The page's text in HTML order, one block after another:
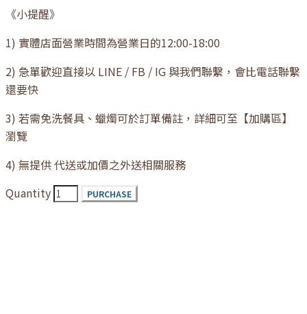
《小提醒》
1) 實體店面營業時間為營業日的12:00-18:00
2) 急單歡迎直接以 LINE / FB / IG 與我們聯繫，會比電話聯繫
還要快
3) 若需免洗餐具、蠟燭可於訂單備註，詳細可至【加購區】
瀏覽
4) 無提供 代送或加價之外送相關服務
Quantity
PURCHASE